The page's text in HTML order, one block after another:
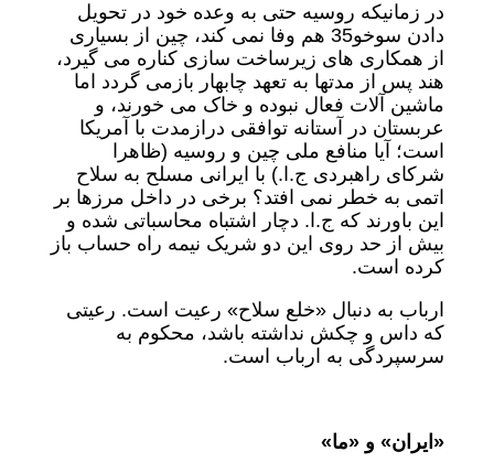
در زمانیکه روسیه حتی به وعده خود در تحویل
دادن سوخو35 هم وفا نمی کند، چین از بسیاری
از همکاری های زیرساخت سازی کناره می گیرد،
هند پس از مدتها به تعهد چابهار بازمی گردد اما
ماشین آلات فعال نبوده و خاک می خورند، و
عربستان در آستانه توافقی درازمدت با آمریکا
است؛ آیا منافع ملی چین و روسیه (ظاهرا
شرکای راهبردی ج.ا.) با ایرانی مسلح به سلاح
اتمی به خطر نمی افتد؟ برخی در داخل مرزها بر
این باورند که ج.ا. دچار اشتباه محاسباتی شده و
بیش از حد روی این دو شریک نیمه راه حساب باز
کرده است.
ارباب به دنبال «خلع سلاح» رعیت است. رعیتی
که داس و چکش نداشته باشد، محکوم به
سرسپردگی به ارباب است.
«ایران» و «ما»